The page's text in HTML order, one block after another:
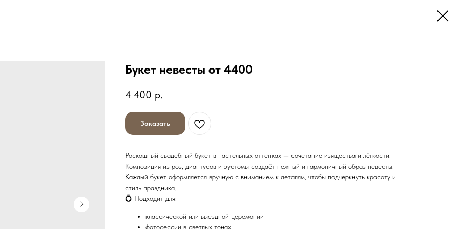
Букет невесты от 4400
4 400 р.
Заказать
Роскошный свадебный букет в пастельных оттенках — сочетание изящества и лёгкости.
Композиция из роз, диантусов и эустомы создаёт нежный и гармоничный образ невесты.
Каждый букет оформляется вручную с вниманием к деталям, чтобы подчеркнуть красоту и
стиль праздника.
💍 Подходит для:
классической или выездной церемонии
фотосессии в светлых тонах